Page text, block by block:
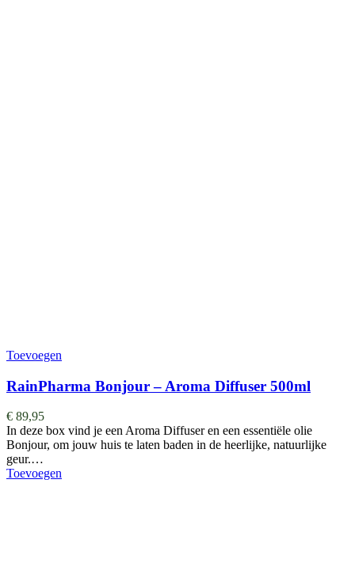
Toevoegen
RainPharma Bonjour – Aroma Diffuser 500ml
€ 89,95
In deze box vind je een Aroma Diffuser en een essentiële olie
Bonjour, om jouw huis te laten baden in de heerlijke, natuurlijke
geur.…
Toevoegen